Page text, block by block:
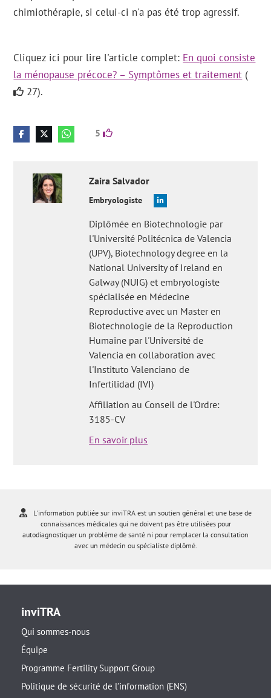
chimiothérapie, si celui-ci n'a pas été trop agressif.
Cliquez ici pour lire l'article complet: En quoi consiste
la ménopause précoce? – Symptômes et traitement (
27).
5
Zaira Salvador
Embryologiste
Diplômée en Biotechnologie par
l'Université Politécnica de Valencia
(UPV), Biotechnology degree en la
National University of Ireland en
Galway (NUIG) et embryologiste
spécialisée en Médecine
Reproductive avec un Master en
Biotechnologie de la Reproduction
Humaine par l'Université de
Valencia en collaboration avec
l'Instituto Valenciano de
Infertilidad (IVI)
Affiliation au Conseil de l'Ordre:
3185-CV
En savoir plus
L'information publiée sur inviTRA est un soutien général et une base de
connaissances médicales qui ne doivent pas être utilisées pour
autodiagnostiquer un problème de santé ni pour remplacer la consultation
avec un médecin ou spécialiste diplômé.
inviTRA
Qui sommes-nous
Équipe
Programme Fertility Support Group
Politique de sécurité de l’information (ENS)